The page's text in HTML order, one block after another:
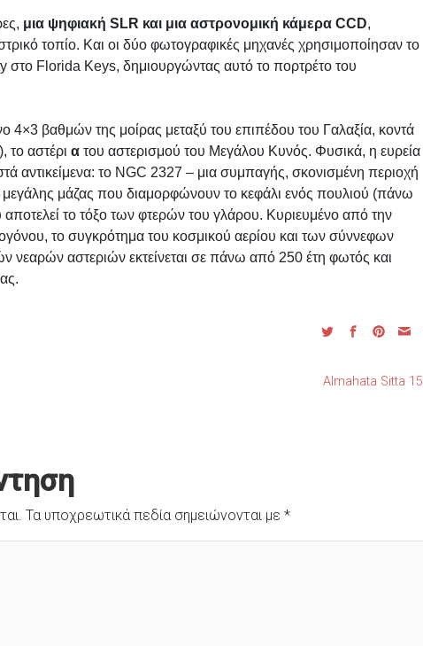
μια ψηφιακή SLR και μια αστρονομική κάμερα CCD,
τοπίο. Και οι δύο φωτογραφικές μηχανές χρησιμοποίησαν το
στο Florida Keys, δημιουργώντας αυτό το πορτρέτο του
4×3 βαθμών της μοίρας μεταξύ του επιπέδου του Γαλαξία, κοντά
το αστέρι α του αστερισμού του Μεγάλου Κυνός. Φυσικά, η ευρεία
αντικείμενα: το NGC 2327 – μια συμπαγής, σκονισμένη περιοχή
μάζας που διαμορφώνουν το κεφάλι ενός πουλιού (πάνω
το τόξο των φτερών του γλάρου. Κυριευμένο από την
το συγκρότημα του κοσμικού αερίου και των σύννεφων
νεαρών αστεριών εκτείνεται σε πάνω από 250 έτη φωτός και
Almahata Sitta 15
Τα υποχρεωτικά πεδία σημειώνονται με *